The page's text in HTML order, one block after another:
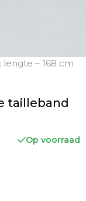
– 168 cm
tailleband
Op voorraad